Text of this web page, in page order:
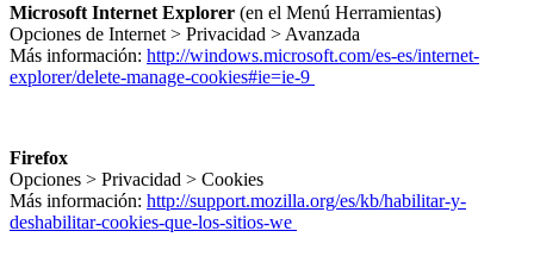
Microsoft Internet Explorer (en el Menú Herramientas)
Opciones de Internet > Privacidad > Avanzada
Más información: http://windows.microsoft.com/es-es/internet-
explorer/delete-manage-cookies#ie=ie-9
Firefox
Opciones > Privacidad > Cookies
Más información: http://support.mozilla.org/es/kb/habilitar-y-
deshabilitar-cookies-que-los-sitios-we